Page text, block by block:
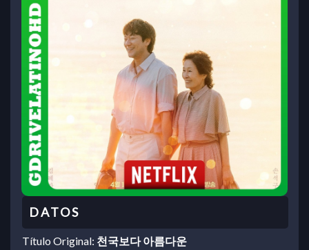
Título Original: 천국보다 아름다운